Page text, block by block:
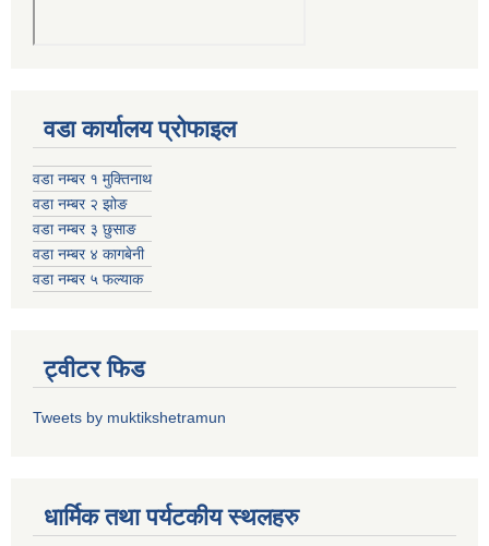
वडा कार्यालय प्रोफाइल
वडा नम्बर १ मुक्तिनाथ
वडा नम्बर २ झोङ
वडा नम्बर ३ छुसाङ
वडा नम्बर ४ कागबेनी
वडा नम्बर ५ फल्याक
ट्वीटर फिड
Tweets by muktikshetramun
धार्मिक तथा पर्यटकीय स्थलहरु